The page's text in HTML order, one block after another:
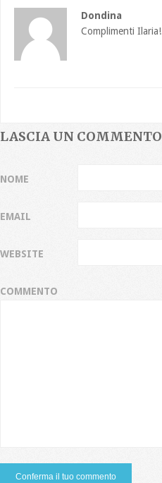
Dondina
Complimenti Ilaria!
LASCIA UN COMMENTO
NOME
EMAIL
WEBSITE
COMMENTO